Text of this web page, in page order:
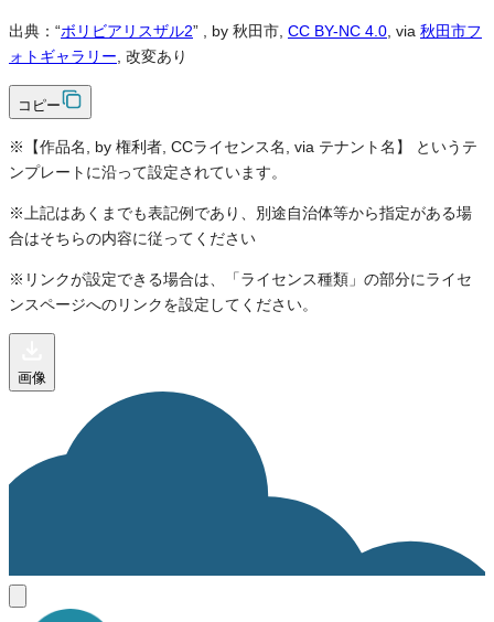
出典：“ボリビアリスザル2” , by 秋田市, CC BY-NC 4.0 , via 秋田市フ
ォトギャラリー , 改変あり
コピー
※【作品名, by 権利者, CCライセンス名, via テナント名】 というテ
ンプレートに沿って設定されています。
※上記はあくまでも表記例であり、別途自治体等から指定がある場
合はそちらの内容に従ってください
※リンクが設定できる場合は、「ライセンス種類」の部分にライセ
ンスページへのリンクを設定してください。
画像